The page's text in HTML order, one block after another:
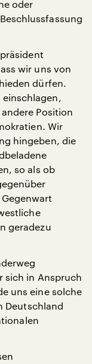
oder
wir uns von
dürfen.
einschlagen,
Position
Wir
hingeben, die
so als ob
geradezu
sich in Anspruch
uns eine solche
Deutschland